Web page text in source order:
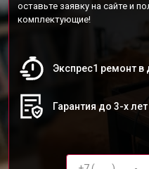
оставьте заявку на сайте и
комплектующие!
Экспрес1 ремонт в
Гарантия до 3-х лет